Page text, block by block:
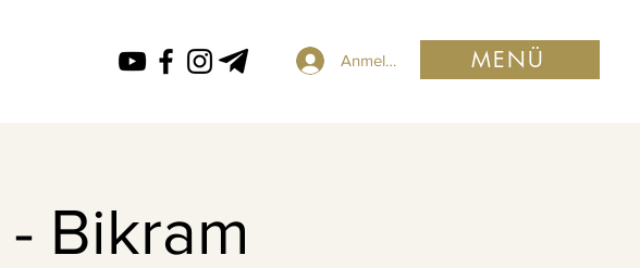
Anmelden MENÜ
Bikram